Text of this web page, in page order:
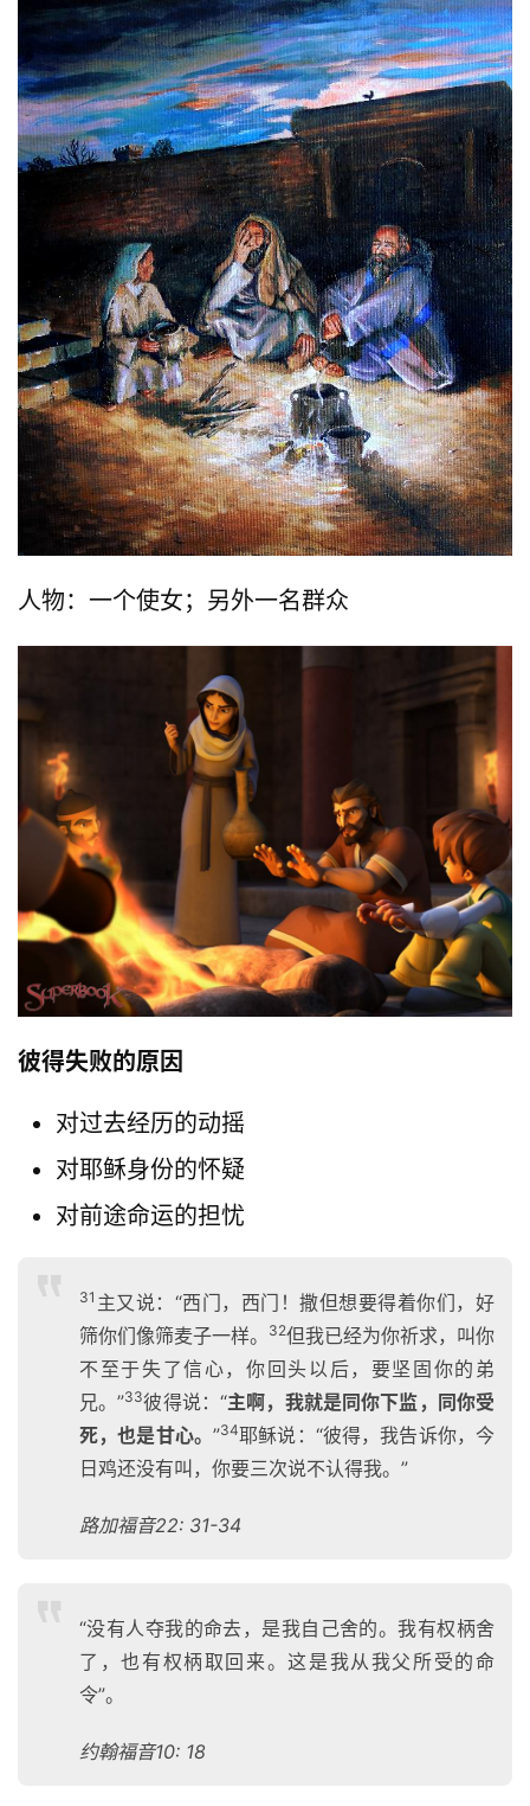
崇
拜
专
赞
美
敬
拜
神
按
查
热
点
关
我
登录 注册
人物：一个使女；另外一名群众
彼得失败的原因
对过去经历的动摇
对耶稣身份的怀疑
对前途命运的担忧
31 主又说：“西门，西门！撒但想要得着你们，好
筛你们像筛麦子一样。
32但我已经为你祈求，叫你
不至于失了信心，你回头以后，要坚固你的弟
兄。”33彼得说：“主啊，我就是同你下监，同你受
死，也是甘心。 ”34耶稣说：“彼得，我告诉你，今
日鸡还没有叫，你要三次说不认得我。”
路加福音22: 31-34
“没有人夺我的命去，是我自己舍的。我有权柄舍
了，也有权柄取回来。这是我从我父所受的命
令”。
约翰福音10: 18